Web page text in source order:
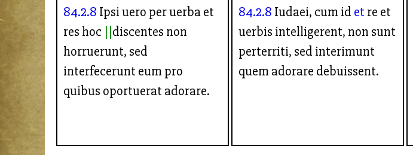
84.2.8 Ipsi uero per uerba et
res hoc
discentes non
horruerunt, sed
interfecerunt eum pro
quibus oportuerat adorare.
84.2.8 Iudaei, cum id et re et
uerbis intelligerent, non sunt
perterriti, sed interimunt
quem adorare debuissent.